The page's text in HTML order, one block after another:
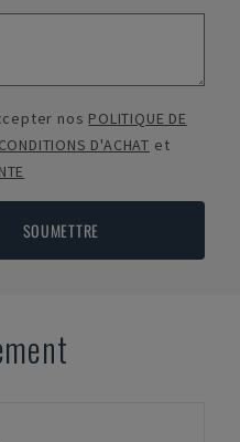
nos POLITIQUE DE
D'ACHAT et
SOUMETTRE